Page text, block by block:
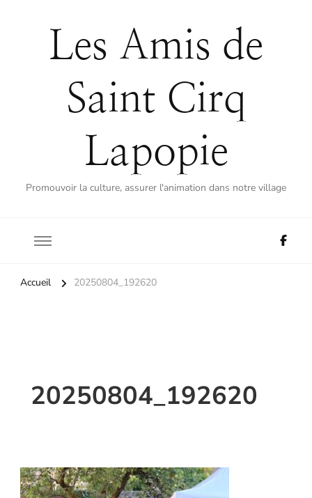
Les Amis de
Saint Cirq
Lapopie
Promouvoir la culture, assurer l'animation dans notre village
Accueil 20250804_192620
20250804_192620